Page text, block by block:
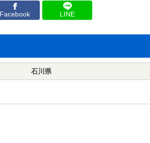
Facebook LINE
石川県